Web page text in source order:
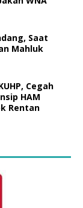
Saat
Mahluk
Cegah
HAM
Rentan